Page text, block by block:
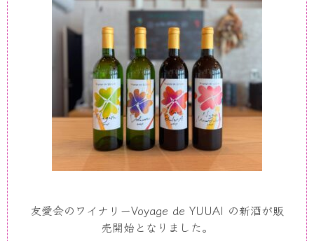
友愛会のワイナリーVoyage de YUUAI の新酒が販
売開始となりました。